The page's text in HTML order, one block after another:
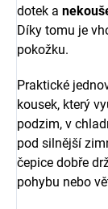
dotek a
Díky tomu je
pokožku.
Praktické
kousek, který
podzim, v
pod silnější
čepice dobře
pohybu nebo